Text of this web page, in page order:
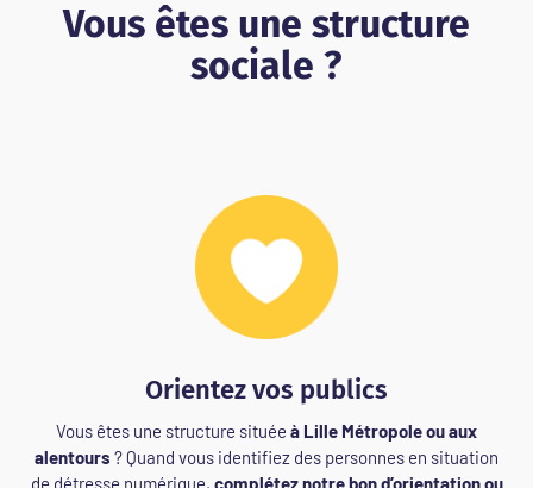
Vous êtes une structure
sociale ?
Orientez vos publics
Vous êtes une structure située à Lille Métropole ou aux
alentours ? Quand vous identifiez des personnes en situation
de détresse numérique, complétez notre bon d’orientation ou